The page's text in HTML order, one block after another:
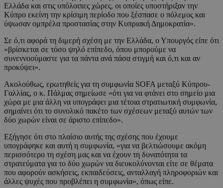
Ελλάδα και στις υπόλοιπες χώρες, οι οποίες υποστήριξαν την
Κύπρο εκείνη την κρίσιμη περίοδο που ξέσπασε ο πόλεμος και
ύψωσαν ομπρέλα προστασίας στην Κυπριακή Δημοκρατία».
Σε ό,τι αφορά τη διμερή σχέση με την Ελλάδα, ο Υπουργός είπε ότι
«βρίσκεται σε τόσο ψηλό επίπεδο, όπου μπορούμε να
συνεννοούμαστε για τα πάντα ανά πάσα στιγμή και ό,τι και αν
προκύψει».
Ακολούθως, ερωτηθείς για τη συμφωνία SOFA μεταξύ Κύπρου-
Γαλλίας, ο κ. Πάλμας σημείωσε «ότι για να φτάνει στο σημείο μια
χώρα με μια άλλη να υπογράφει μια τέτοια στρατιωτική συμφωνία,
σημαίνει ότι το συνολικό πακέτο των σχέσεων μεταξύ αυτών των
δύο χωρών είναι σε άριστο επίπεδο».
Εξήγησε ότι στο πλαίσιο αυτής της σχέσης που έχουμε
υπογράφηκε και αυτή η συμφωνία, «για να βελτιώσουμε ακόμη
περισσότερο τη σχέση μας και να έχουν τη δυνατότητα τα
στρατεύματα για το δύο χωρών να διευκολύνονται είτε σε θέματα
που αφορούν ασκήσεις, εκπαιδεύσεις, ανταλλαγή πληροφοριών και
άλλες ψυχές που προβλέπει η συμφωνία», όπως είπε.